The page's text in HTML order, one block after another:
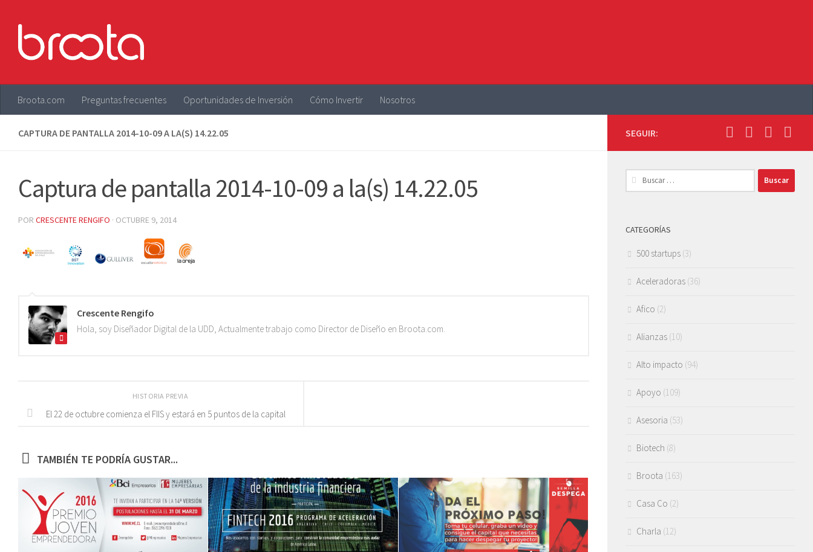
Broota.com Preguntas frecuentes Oportunidades de Inversión Cómo Invertir Nosotros
CAPTURA DE PANTALLA 2014-10-09 A LA(S) 14.22.05
Captura de pantalla 2014-10-09 a la(s) 14.22.05
POR CRESCENTE RENGIFO · OCTUBRE 9, 2014
Crescente Rengifo
Hola, soy Diseñador Digital de la UDD, Actualmente trabajo como Director de Diseño en Broota.com.
HISTORIA PREVIA
El 22 de octubre comienza el FIIS y estará en 5 puntos de la capital
TAMBIÉN TE PODRÍA GUSTAR...
SEGUIR:
Buscar:
CATEGORÍAS
500 startups (3)
Aceleradoras (36)
Afico (2)
Alianzas (10)
Alto impacto (94)
Apoyo (109)
Asesoria (53)
Biotech (8)
Broota (163)
Casa Co (2)
Charla (12)